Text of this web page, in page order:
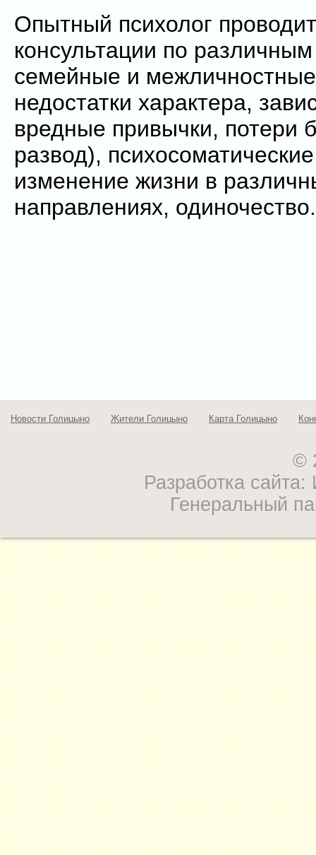
Опытный психолог
консультации по
семейные и
недостатки характера,
вредные привычки, потери
развод),
изменение жизни в
направлениях, одиночество.
Новости Голицыно Жители Голицыно Карта Голицыно
©
Разработка
Генеральный